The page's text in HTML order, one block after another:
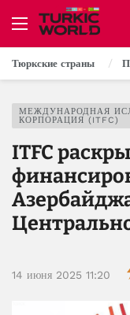
Тюркские страны
МЕЖДУНАРОДНАЯ
КОРПОРАЦИЯ (ITFC)
ITFC
14 июня 2025 11:20